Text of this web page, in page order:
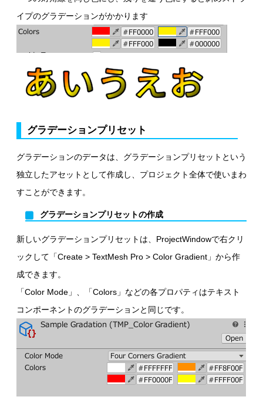
イプのグラデーションがかかります
グラデーションプリセット
グラデーションのデータは、グラデーションプリセットという
独立したアセットとして作成し、プロジェクト全体で使いまわ
すことができます。
グラデーションプリセットの作成
新しいグラデーションプリセットは、ProjectWindowで右クリ
ックして「Create > TextMesh Pro > Color Gradient」から作
成できます。
「Color Mode」、「Colors」などの各プロパティはテキスト
コンポーネントのグラデーションと同じです。